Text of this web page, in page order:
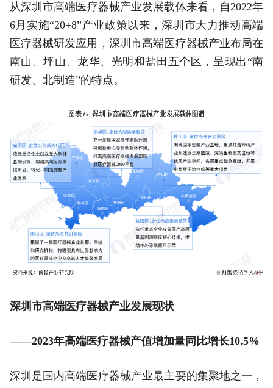
从深圳市高端医疗器械产业发展载体来看，自2022年
6月实施“20+8”产业政策以来，深圳市大力推动高端
医疗器械研发应用，深圳市高端医疗器械产业布局在
南山、坪山、龙华、光明和盐田五个区，呈现出“南
研发、北制造”的特点。
深圳市高端医疗器械产业发展现状
——2023年高端医疗器械产值增加量同比增长10.5%
深圳是国内高端医疗器械产业最主要的集聚地之一，